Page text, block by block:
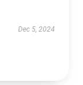
Dec 5, 2024